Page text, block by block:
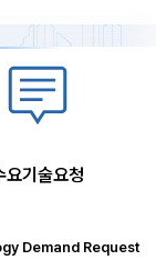
요기술요청
Demand Request